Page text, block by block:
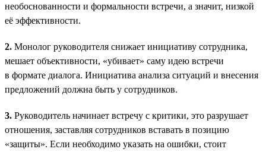
необоснованности и формальности встречи, а значит, низкой
её эффективности.
2. Монолог руководителя снижает инициативу сотрудника,
мешает объективности, «убивает» саму идею встречи
в формате диалога. Инициатива анализа ситуаций и внесения
предложений должна быть у сотрудников.
3. Руководитель начинает встречу с критики, это разрушает
отношения, заставляя сотрудников вставать в позицию
«защиты». Если необходимо указать на ошибки, стоит